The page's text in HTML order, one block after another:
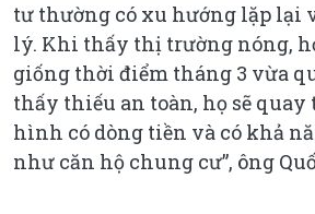
tư thường có xu hướng lặp lại
lý. Khi thấy thị trường nóng,
giống thời điểm tháng 3 vừa
thấy thiếu an toàn, họ sẽ
hình có dòng tiền và có khả
như căn hộ chung cư”, ông